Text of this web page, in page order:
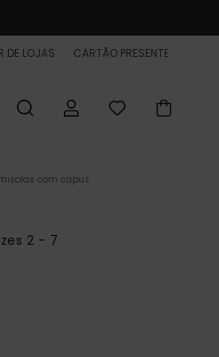
DE LOJAS CARTÃO PRESENTE
com capuz
2 - 7